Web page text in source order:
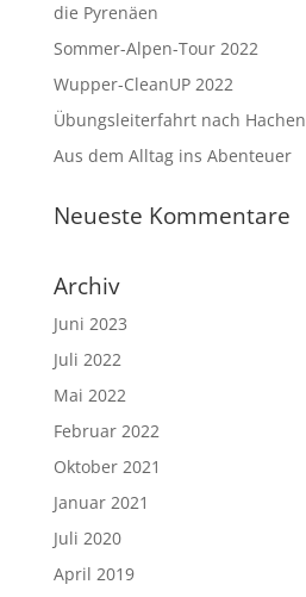
die Pyrenäen
Sommer-Alpen-Tour 2022
Wupper-CleanUP 2022
Übungsleiterfahrt nach Hachen
Aus dem Alltag ins Abenteuer
Neueste Kommentare
Archiv
Juni 2023
Juli 2022
Mai 2022
Februar 2022
Oktober 2021
Januar 2021
Juli 2020
April 2019